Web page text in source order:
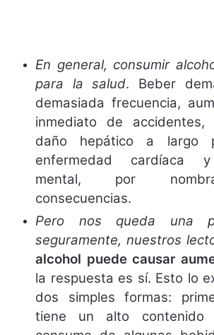
En general, consumir
para la salud. Beber
demasiada frecuencia,
inmediato de accidentes,
daño hepático a largo
enfermedad cardíaca y
mental, por
consecuencias.
Pero nos queda una
seguramente, nuestros
alcohol puede causar
la respuesta es sí. Esto lo
dos simples formas:
tiene un alto